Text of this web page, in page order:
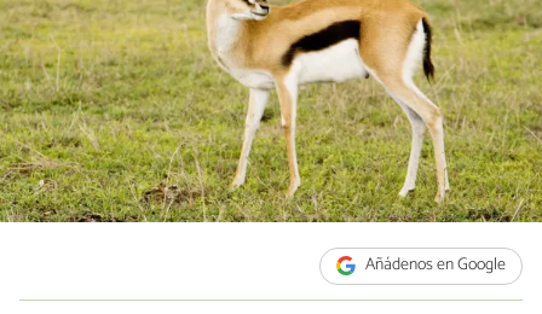
Añádenos en Google